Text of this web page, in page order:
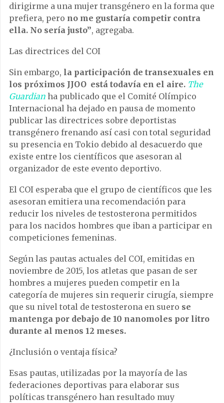
dirigirme a una mujer transgénero en la forma que
prefiera, pero no me gustaría competir contra
ella. No sería justo”, agregaba.
Las directrices del COI
Sin embargo, la participación de transexuales en
los próximos JJOO está todavía en el aire. The
Guardian ha publicado que el Comité Olímpico
Internacional ha dejado en pausa de momento
publicar las directrices sobre deportistas
transgénero frenando así casi con total seguridad
su presencia en Tokio debido al desacuerdo que
existe entre los científicos que asesoran al
organizador de este evento deportivo.
El COI esperaba que el grupo de científicos que les
asesoran emitiera una recomendación para
reducir los niveles de testosterona permitidos
para los nacidos hombres que iban a participar en
competiciones femeninas.
Según las pautas actuales del COI, emitidas en
noviembre de 2015, los atletas que pasan de ser
hombres a mujeres pueden competir en la
categoría de mujeres sin requerir cirugía, siempre
que su nivel total de testosterona en suero se
mantenga por debajo de 10 nanomoles por litro
durante al menos 12 meses.
¿Inclusión o ventaja física?
Esas pautas, utilizadas por la mayoría de las
federaciones deportivas para elaborar sus
políticas transgénero han resultado muy